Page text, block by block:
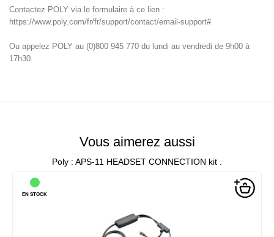
Contactez POLY via le formulaire à ce lien :
https://www.poly.com/fr/fr/support/contact/email-support#
Ou appelez POLY au (0)800 945 770 du lundi au vendredi de 9h00 à
17h30.
Vous aimerez aussi
Poly : APS-11 HEADSET CONNECTION kit .
EN STOCK